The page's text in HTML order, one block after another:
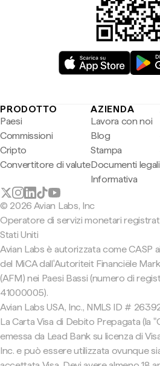
PRODOTTO
Paesi
Commissioni
Cripto
Convertitore di valute
AZIENDA
Lavora con noi
Blog
Stampa
Documenti legali
Informativa
© 2026 Avian Labs, Inc
Operatore di servizi monetari
Stati Uniti
Avian Labs è autorizzata come CASP
del MiCA dall'Autoriteit Financiële
(AFM) nei Paesi Bassi (numero di
41000005).
Avian Labs USA, Inc., NMLS ID #
La Carta Visa di Debito Prepagata (la
emessa da Lead Bank su licenza di Visa
Inc. e può essere utilizzata ovunque